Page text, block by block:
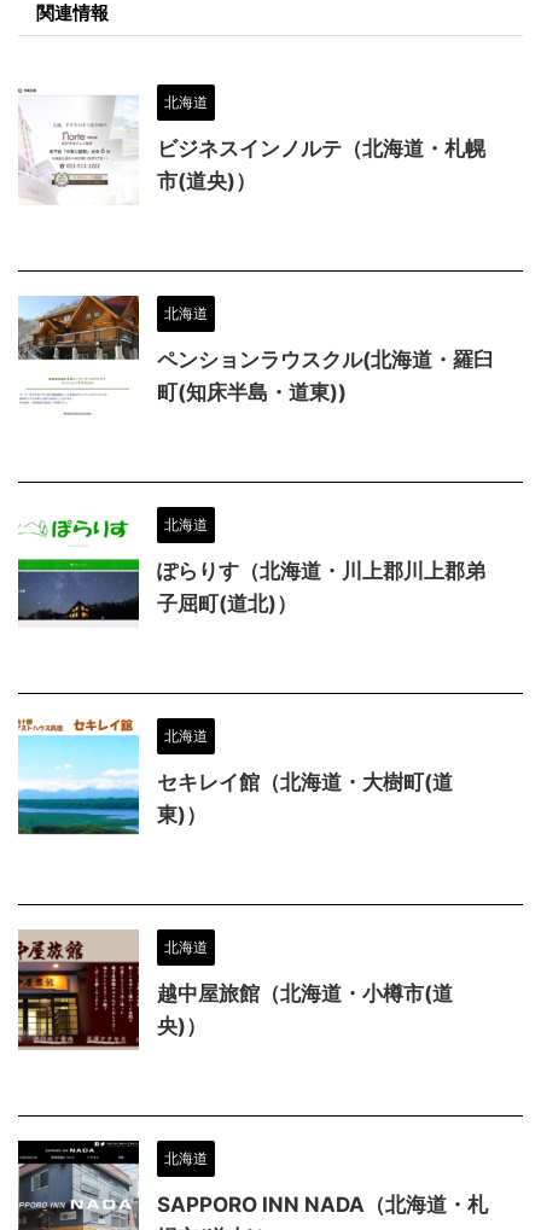
関連情報
北海道
ビジネスインノルテ（北海道・札幌
市(道央)）
北海道
ペンションラウスクル(北海道・羅臼
町(知床半島・道東))
北海道
ぽらりす（北海道・川上郡川上郡弟
子屈町(道北)）
北海道
セキレイ館（北海道・大樹町(道
東)）
北海道
越中屋旅館（北海道・小樽市(道
央)）
北海道
SAPPORO INN NADA（北海道・札